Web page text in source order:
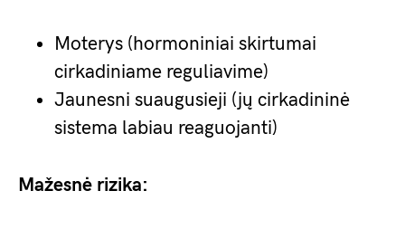
Moterys (hormoniniai skirtumai
cirkadiniame reguliavime)
Jaunesni suaugusieji (jų cirkadininė
sistema labiau reaguojanti)
Mažesnė rizika: